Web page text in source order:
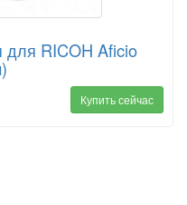
для RICOH Aficio
Купить сейчас